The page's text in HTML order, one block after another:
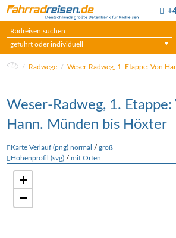
geführt oder individuell
Radwege
+
−
Weser-Radweg, 1. Etappe:
Hann. Münden bis Höxter
Karte Verlauf (png) normal /groß
Höhenprofil (svg) /mit Orten